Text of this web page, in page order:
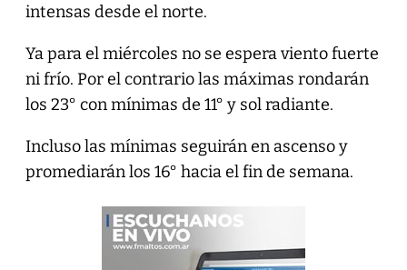
intensas desde el norte.
Ya para el miércoles no se espera viento fuerte
ni frío. Por el contrario las máximas rondarán
los 23° con mínimas de 11° y sol radiante.
Incluso las mínimas seguirán en ascenso y
promediarán los 16° hacia el fin de semana.